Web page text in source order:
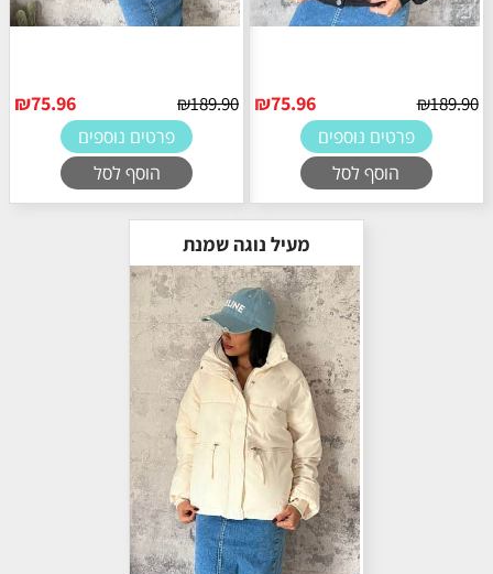
₪189.90
₪75.96
פרטים נוספים
הוסף לסל
₪189.90
₪75.96
פרטים נוספים
הוסף לסל
מעיל נוגה שמנת